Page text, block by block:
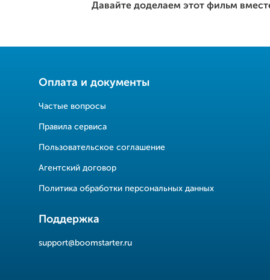
Давайте доделаем этот фильм
Оплата и документы
Частые вопросы
Правила сервиса
Пользовательское соглашение
Агентский договор
Политика обработки персональных данных
Поддержка
support@boomstarter.ru